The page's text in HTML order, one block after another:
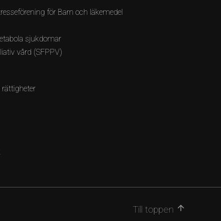
för Barn och läkemedel
sjukdomar
vård (SFPPV)
Till toppen arrow_upward